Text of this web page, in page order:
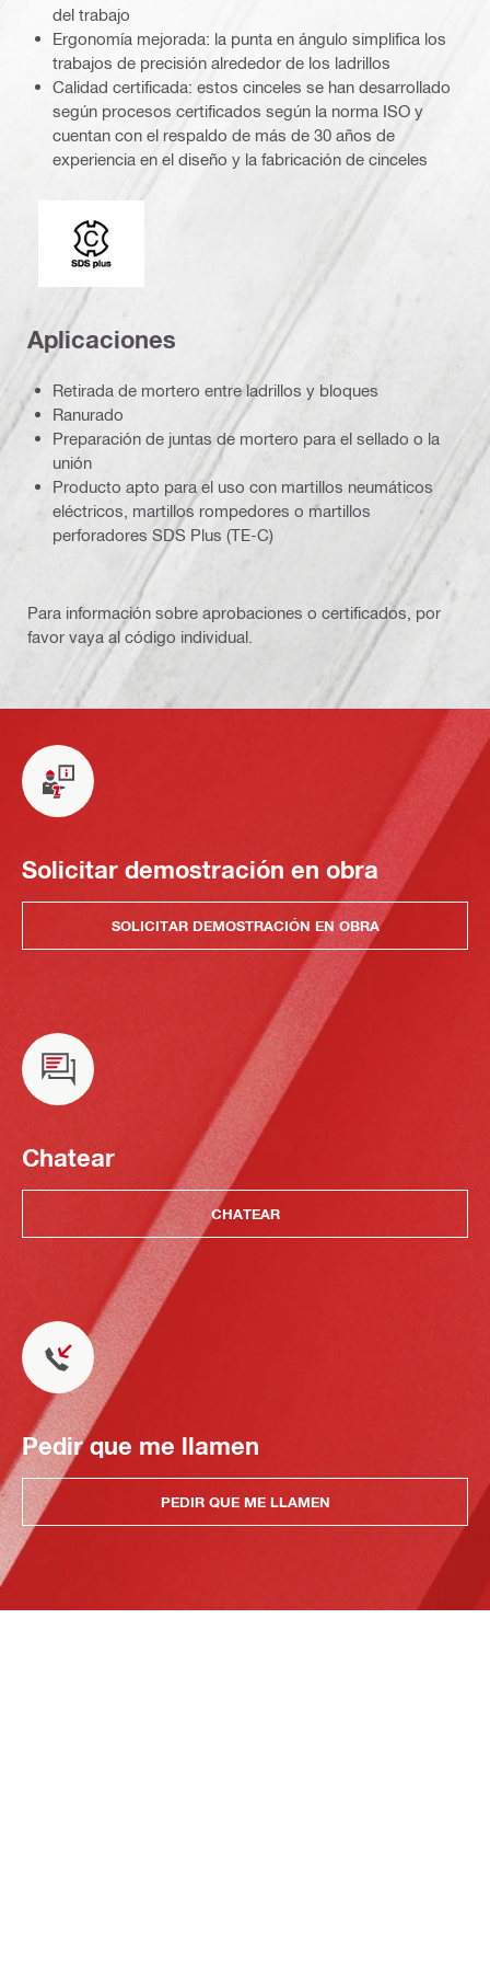
del trabajo
Ergonomía mejorada: la punta en ángulo simplifica los
trabajos de precisión alrededor de los ladrillos
Calidad certificada: estos cinceles se han desarrollado
según procesos certificados según la norma ISO y
cuentan con el respaldo de más de 30 años de
experiencia en el diseño y la fabricación de cinceles
Conexión
Aplicaciones
Retirada de mortero entre ladrillos y bloques
Ranurado
Preparación de juntas de mortero para el sellado o la
unión
Producto apto para el uso con martillos neumáticos
eléctricos, martillos rompedores o martillos
perforadores SDS Plus (TE-C)
Para información sobre aprobaciones o certificados, por
favor vaya al código individual.
Solicitar demostración en obra
SOLICITAR DEMOSTRACIÓN EN OBRA
Chatear
CHATEAR
Pedir que me llamen
PEDIR QUE ME LLAMEN